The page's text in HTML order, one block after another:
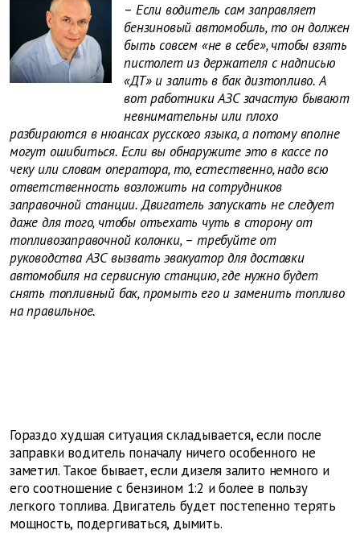
– Если водитель сам заправляет
бензиновый автомобиль, то он должен
быть совсем «не в себе», чтобы взять
пистолет из держателя с надписью
«ДТ» и залить в бак дизтопливо. А
вот работники АЗС зачастую бывают
невнимательны или плохо
разбираются в нюансах русского языка, а потому вполне
могут ошибиться. Если вы обнаружите это в кассе по
чеку или словам оператора, то, естественно, надо всю
ответственность возложить на сотрудников
заправочной станции. Двигатель запускать не следует
даже для того, чтобы отъехать чуть в сторону от
топливозаправочной колонки, – требуйте от
руководства АЗС вызвать эвакуатор для доставки
автомобиля на сервисную станцию, где нужно будет
снять топливный бак, промыть его и заменить топливо
на правильное.
Гораздо худшая ситуация складывается, если после
заправки водитель поначалу ничего особенного не
заметил. Такое бывает, если дизеля залито немного и
его соотношение с бензином 1:2 и более в пользу
легкого топлива. Двигатель будет постепенно терять
мощность, подергиваться, дымить.